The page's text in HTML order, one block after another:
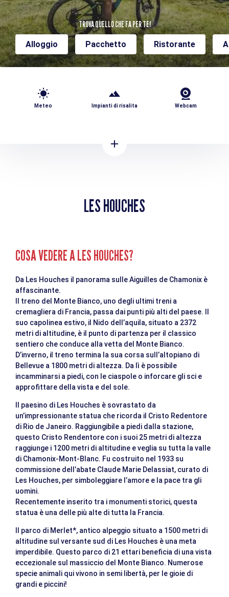
TROVA QUELLO CHE FA PER TE!
Alloggio Pacchetto Ristorante
Meteo Impianti di risalita Webcam
LES HOUCHES
COSA VEDERE A LES HOUCHES?
Da Les Houches il panorama sulle Aiguilles de Chamonix è
affascinante.
Il treno del Monte Bianco, uno degli ultimi treni a
cremagliera di Francia, passa dai punti più alti del paese. Il
suo capolinea estivo, il Nido dell’aquila, situato a 2372
metri di altitudine, è il punto di partenza per il classico
sentiero che conduce alla vetta del Monte Bianco.
D’inverno, il treno termina la sua corsa sull’altopiano di
Bellevue a 1800 metri di altezza. Da lì è possibile
incamminarsi a piedi, con le ciaspole o inforcare gli sci e
approfittare della vista e del sole.
Il paesino di Les Houches è sovrastato da
un’impressionante statua che ricorda il Cristo Redentore
di Rio de Janeiro. Raggiungibile a piedi dalla stazione,
questo Cristo Rendentore con i suoi 25 metri di altezza
raggiunge i 1200 metri di altitudine e veglia su tutta la valle
di Chamonix-Mont-Blanc. Fu costruito nel 1933 su
commissione dell’abate Claude Marie Delassiat, curato di
Les Houches, per simboleggiare l’amore e la pace tra gli
uomini.
Recentemente inserito tra i monumenti storici, questa
statua è una delle più alte di tutta la Francia.
Il parco di Merlet*, antico alpeggio situato a 1500 metri di
altitudine sul versante sud di Les Houches è una meta
imperdibile. Questo parco di 21 ettari beneficia di una vista
eccezionale sul massiccio del Monte Bianco. Numerose
specie animali qui vivono in semi libertà, per le gioie di
grandi e piccini!